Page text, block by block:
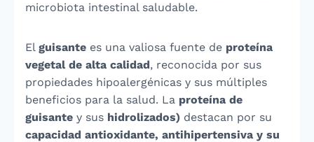
microbiota intestinal saludable.
El guisante es una valiosa fuente de proteína
vegetal de alta calidad, reconocida por sus
propiedades hipoalergénicas y sus múltiples
beneficios para la salud. La proteína de
guisante y sus hidrolizados) destacan por su
capacidad antioxidante, antihipertensiva y su